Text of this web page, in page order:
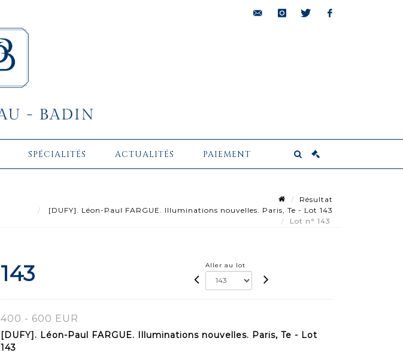
SPÉCIALITÉS ACTUALITÉS PAIEMENT
Résultat
[DUFY]. Léon-Paul FARGUE. Illuminations nouvelles. Paris, Te - Lot 143
Lot n° 143
143 Aller au lot
400 - 600 EUR
[DUFY]. Léon-Paul FARGUE. Illuminations nouvelles. Paris, Te - Lot
143